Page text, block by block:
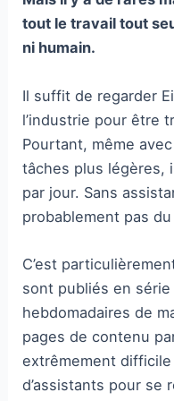
tout le travail tout
ni humain.
Il suffit de regarder
l’industrie pour être
Pourtant, même
tâches plus légères,
par jour. Sans
probablement pas
C’est
sont publiés en
hebdomadaires de
pages de contenu
extrêmement difficile
d’assistants pour se